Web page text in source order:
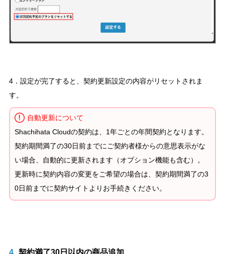
4．設定が完了すると、契約更新設定の内容がリセットされま
す。
自動更新について
Shachihata Cloudの契約は、1年ごとの年間契約となります。
契約期間満了の30日前までにご契約者様からの意思表示がな
い場合、自動的に更新されます（オプション機能も含む）。
更新時に契約内容の変更をご希望の場合は、契約期間満了の3
0日前までに契約サイトよりお手続きください。